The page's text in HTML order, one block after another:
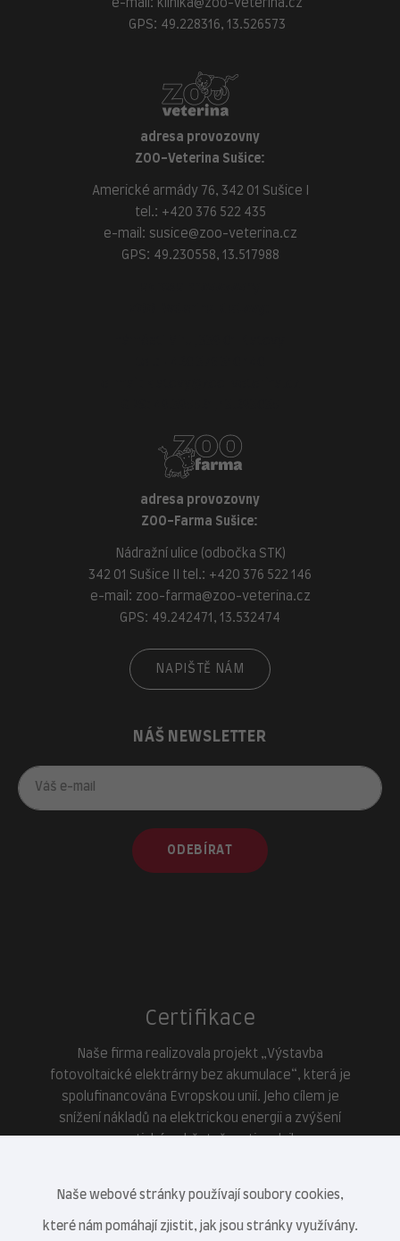
e-mail: klinika@zoo-veterina.cz
GPS: 49.228316, 13.526573
adresa provozovny
ZOO-Veterina Sušice:
Americké armády 76, 342 01 Sušice I
tel.: +420 376 522 435
e-mail: susice@zoo-veterina.cz
GPS: 49.230558, 13.517988
adresa provozovny
ZOO-Farma Sušice:
Nádražní ulice (odbočka STK)
342 01 Sušice II tel.: +420 376 522 146
e-mail: zoo-farma@zoo-veterina.cz
GPS: 49.242471, 13.532474
NAPIŠTĚ NÁM
NÁŠ NEWSLETTER
ODEBÍRAT
Certifikace
Naše firma realizovala projekt „Výstavba
fotovoltaické elektrárny bez akumulace“, která je
spolufinancována Evropskou unií. Jeho cílem je
snížení nákladů na elektrickou energii a zvýšení
Naše webové stránky používají soubory cookies,
které nám pomáhají zjistit, jak jsou stránky využívány.